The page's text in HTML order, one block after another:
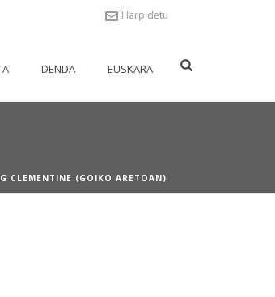
Harpidetu
DENDA EUSKARA
CLEMENTINE (GOIKO ARETOAN)